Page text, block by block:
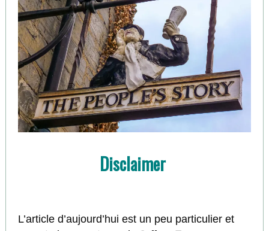
Disclaimer
L’article d’aujourd’hui est un peu particulier et